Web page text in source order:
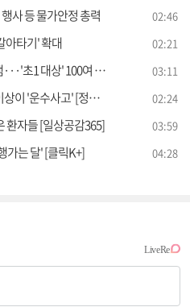
사 등 물가안정 총력 02:46
아타기' 확대 02:21
1 대상' 100여 종 지원 03:11
수사고' [정책현장+] 02:24
환자들 [일상공감365] 03:59
가는 달' [클릭K+] 04:28